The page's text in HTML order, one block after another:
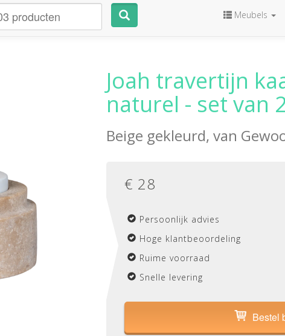
Meubels
Joah travertijn
naturel - set van
Beige gekleurd, van
€ 28
Persoonlijk advies
Hoge klantbeoordeling
Ruime voorraad
Snelle levering
Bestel